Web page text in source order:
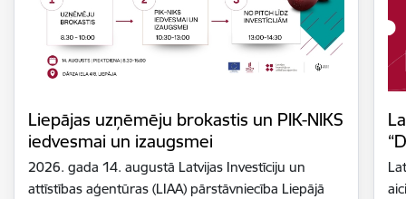
Liepājas uzņēmēju brokastis un PIK-NIKS
iedvesmai un izaugsmei
2026. gada 14. augustā Latvijas Investīciju un
attīstības aģentūras (LIAA) pārstāvniecība Liepājā